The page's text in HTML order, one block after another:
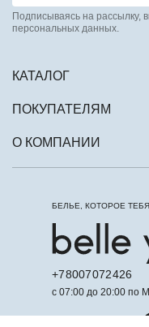
КАТАЛОГ
ПОКУПАТЕЛЯМ
О КОМПАНИИ
Подписываясь на рассылку,
персональных данных.
БЕЛЬЕ, КОТОРОЕ
+78007072426
с 07:00 до 20:00 по